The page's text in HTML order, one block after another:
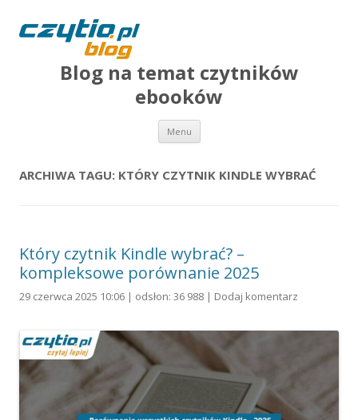
Blog na temat czytników
ebooków
Menu Przejdź do treści
ARCHIWA TAGU: KTÓRY CZYTNIK KINDLE WYBRAĆ
Który czytnik Kindle wybrać? –
kompleksowe porównanie 2025
29 czerwca 2025 10:06 | odsłon: 36 988 | Dodaj komentarz